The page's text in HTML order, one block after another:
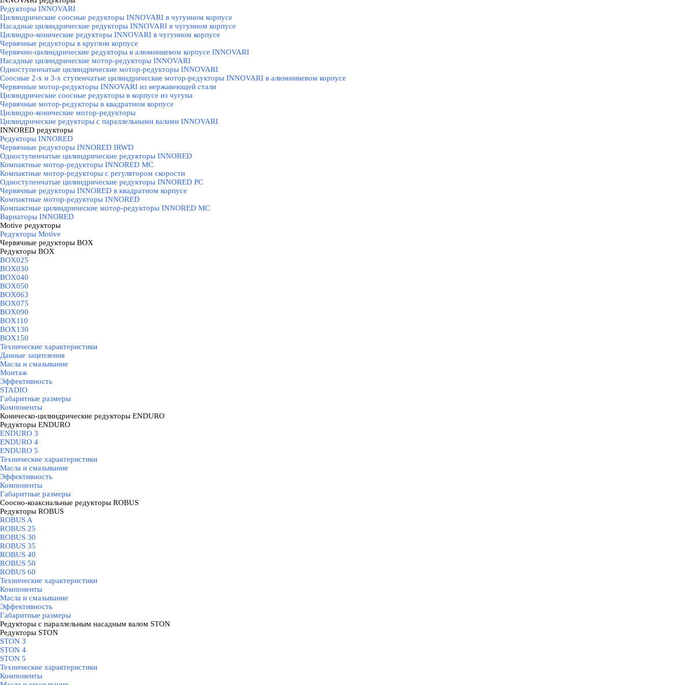
Редукторы INNOVARI
Цилиндрические соосные редукторы INNOVARI в чугунном корпусе
Насадные цилиндрические редукторы INNOVARI в чугунном корпусе
Цилиндро-конические редукторы INNOVARI в чугунном корпусе
Червячные редукторы в круглом корпусе
Червячно-цилиндрические редукторы в алюминиевом корпусе INNOVARI
Насадные цилиндрические мотор-редукторы INNOVARI
Одноступенчатые цилиндрические мотор-редукторы INNOVARI
Соосные 2-х и 3-х ступенчатые цилиндрические мотор-редукторы INNOVARI в алюминиевом корпусе
Червячные мотор-редукторы INNOVARI из нержавеющей стали
Цилиндрические соосные редукторы в корпусе из чугуна
Червячные мотор-редукторы в квадратном корпусе
Цилиндро-конические мотор-редукторы
Цилиндрические редукторы с параллельными валами INNOVARI
INNORED редукторы
Редукторы INNORED
Червячные редукторы INNORED IRWD
Одноступенчатые цилиндрические редукторы INNORED
Компактные мотор-редукторы INNORED MC
Компактные мотор-редукторы с регулятором скорости
Одноступенчатые цилиндрические редукторы INNORED PC
Червячные редукторы INNORED в квадратном корпусе
Компактные мотор-редукторы INNORED
Компактные цилиндрические мотор-редукторы INNORED MC
Вариаторы INNORED
Motive редукторы
Редукторы Motive
Червячные редукторы BOX
Редукторы BOX
BOX025
BOX030
BOX040
BOX050
BOX063
BOX075
BOX090
BOX110
BOX130
BOX150
Технические характеристики
Данные зацепления
Масла и смазывание
Монтаж
Эффективность
STADIO
Габаритные размеры
Компоненты
Коническо-цилиндрические редукторы ENDURO
Редукторы ENDURO
ENDURO 3
ENDURO 4
ENDURO 5
Технические характеристики
Масла и смазывание
Эффективность
Компоненты
Габаритные размеры
Соосно-коаксиальные редукторы ROBUS
Редукторы ROBUS
ROBUS A
ROBUS 25
ROBUS 30
ROBUS 35
ROBUS 40
ROBUS 50
ROBUS 60
Технические характеристики
Компоненты
Масла и смазывание
Эффективность
Габаритные размеры
Редукторы с параллельным насадным валом STON
Редукторы STON
STON 3
STON 4
STON 5
Технические характеристики
Компоненты